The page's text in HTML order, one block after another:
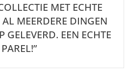
MET ECHTE
MEERDERE DINGEN
GELEVERD. EEN ECHTE
PAREL!”